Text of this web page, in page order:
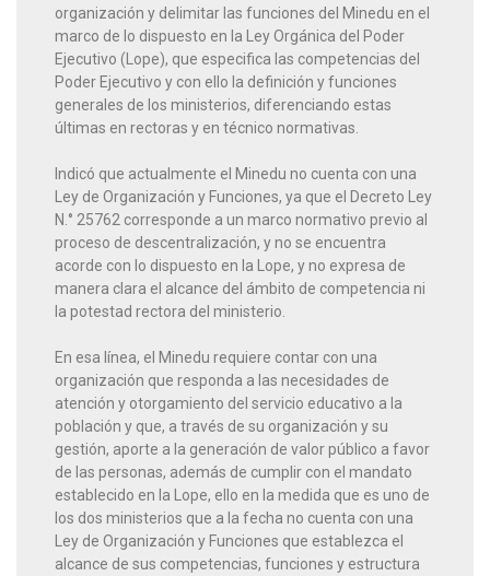
organización y delimitar las funciones del Minedu en el
marco de lo dispuesto en la Ley Orgánica del Poder
Ejecutivo (Lope), que especifica las competencias del
Poder Ejecutivo y con ello la definición y funciones
generales de los ministerios, diferenciando estas
últimas en rectoras y en técnico normativas.
Indicó que actualmente el Minedu no cuenta con una
Ley de Organización y Funciones, ya que el Decreto Ley
N.° 25762 corresponde a un marco normativo previo al
proceso de descentralización, y no se encuentra
acorde con lo dispuesto en la Lope, y no expresa de
manera clara el alcance del ámbito de competencia ni
la potestad rectora del ministerio.
En esa línea, el Minedu requiere contar con una
organización que responda a las necesidades de
atención y otorgamiento del servicio educativo a la
población y que, a través de su organización y su
gestión, aporte a la generación de valor público a favor
de las personas, además de cumplir con el mandato
establecido en la Lope, ello en la medida que es uno de
los dos ministerios que a la fecha no cuenta con una
Ley de Organización y Funciones que establezca el
alcance de sus competencias, funciones y estructura